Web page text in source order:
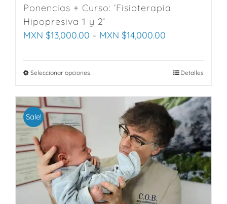
chosen
on
the
Ponencias + Curso: ‘Fisioterapia
Hipopresiva 1 y 2’
MXN $13,000.00 – MXN $14,000.00
Seleccionar opciones
multiple
variants.
options
may
be
chosen
Detalles
Sale!